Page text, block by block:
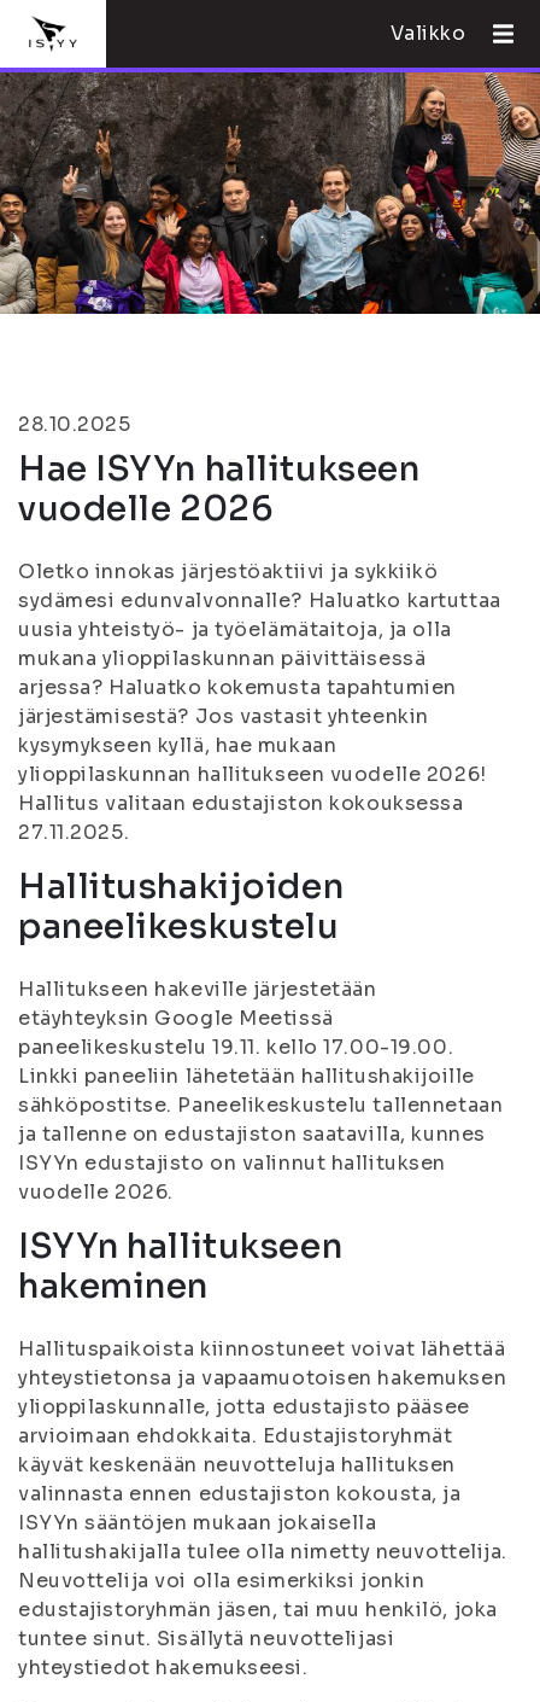
Valikko
28.10.2025
Hae ISYYn hallitukseen
vuodelle 2026
Oletko innokas järjestöaktiivi ja sykkiikö
sydämesi edunvalvonnalle? Haluatko kartuttaa
uusia yhteistyö- ja työelämätaitoja, ja olla
mukana ylioppilaskunnan päivittäisessä
arjessa? Haluatko kokemusta tapahtumien
järjestämisestä? Jos vastasit yhteenkin
kysymykseen kyllä, hae mukaan
ylioppilaskunnan hallitukseen vuodelle 2026!
Hallitus valitaan edustajiston kokouksessa
27.11.2025.
Hallitushakijoiden
paneelikeskustelu
Hallitukseen hakeville järjestetään
etäyhteyksin Google Meetissä
paneelikeskustelu 19.11. kello 17.00-19.00.
Linkki paneeliin lähetetään hallitushakijoille
sähköpostitse. Paneelikeskustelu tallennetaan
ja tallenne on edustajiston saatavilla, kunnes
ISYYn edustajisto on valinnut hallituksen
vuodelle 2026.
ISYYn hallitukseen
hakeminen
Hallituspaikoista kiinnostuneet voivat lähettää
yhteystietonsa ja vapaamuotoisen hakemuksen
ylioppilaskunnalle, jotta edustajisto pääsee
arvioimaan ehdokkaita. Edustajistoryhmät
käyvät keskenään neuvotteluja hallituksen
valinnasta ennen edustajiston kokousta, ja
ISYYn sääntöjen mukaan jokaisella
hallitushakijalla tulee olla nimetty neuvottelija.
Neuvottelija voi olla esimerkiksi jonkin
edustajistoryhmän jäsen, tai muu henkilö, joka
tuntee sinut. Sisällytä neuvottelijasi
yhteystiedot hakemukseesi.